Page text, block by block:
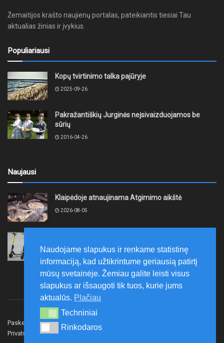
Žemaitijos krašto naujienų portalas, pateikiantis tiesiai Tau
aktualias žinias ir įvykius.
Populiariausi
Kopų tvirtinimo talka pajūryje
2025-09-26
Pakražantiškių Jurginės neįsivaizduojamos be
sūrių
2016-04-26
Naujausi
Klaipėdoje atnaujinama Atgimimo aikštė
2026-08-05
ruošiasi paminėti Tarptautinę jaunimo dieną
2026-08-05
Paskelbk naujieną Rašyti redakcijai
Privatumo politika
Naudojame slapukus ir renkame statistinę
informaciją, kad užtikrintume geriausią patirtį
mūsų svetainėje. Žemiau galite leisti visus
slapukus ar išsaugoti tik tuos, kurie jums
aktualūs. Plačiau
Techniniai
Techniniai
Rinkodaros
Rinkodaros